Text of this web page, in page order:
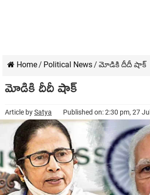
Home/ Political News/ మోడికి దీదీ షాక్
మోడికి దీదీ షాక్
Article bySatya Published on: 2:30 pm, 27